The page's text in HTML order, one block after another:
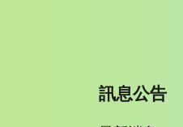
訊息公告